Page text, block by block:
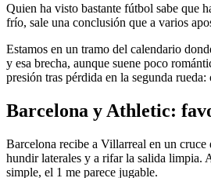
Quien ha visto bastante fútbol sabe que
frío, sale una conclusión que a varios
Estamos en un tramo del calendario
y esa brecha, aunque suene poco
presión tras pérdida en la segunda
Barcelona y Athletic:
Barcelona recibe a Villarreal en un
hundir laterales y a rifar la salida limpia.
simple, el 1 me parece jugable.